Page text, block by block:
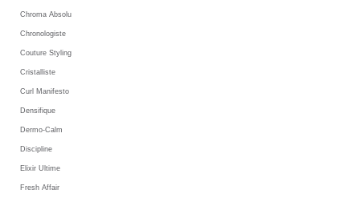
Chroma Absolu
Chronologiste
Couture Styling
Cristalliste
Curl Manifesto
Densifique
Dermo-Calm
Discipline
Elixir Ultime
Fresh Affair